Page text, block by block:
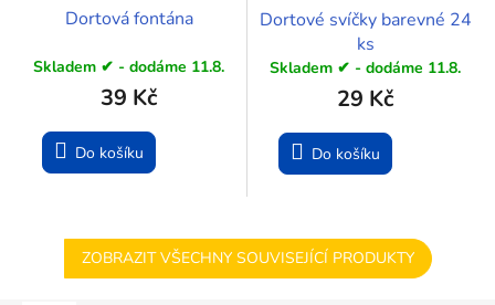
Dortová fontána
Skladem ✔ - dodáme 11.8.
39 Kč
Do košíku
Dortové svíčky barevné 24
ks
Skladem ✔ - dodáme 11.8.
29 Kč
Do košíku
ZOBRAZIT VŠECHNY SOUVISEJÍCÍ PRODUKTY